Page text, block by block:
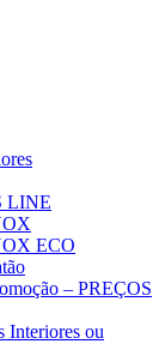
LINE
ECO
– PREÇOS
Interiores ou